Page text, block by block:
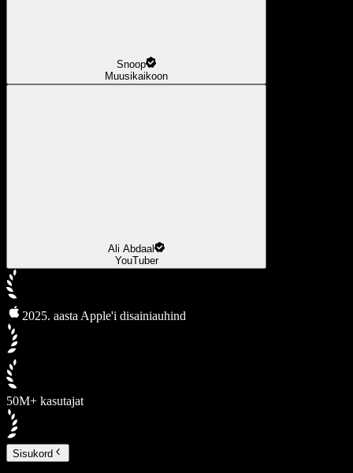
Snoop
Muusikaikoon
Ali Abdaal
YouTuber
2025. aasta Apple'i disainiauhind
50M+ kasutajat
Sisukord